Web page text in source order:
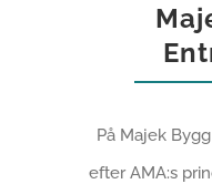
På Majek
efter AMA:s